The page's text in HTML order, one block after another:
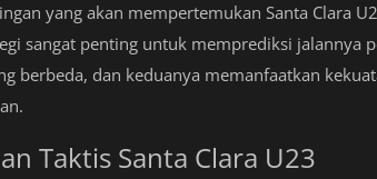
yang akan mempertemukan Santa Clara
sangat penting untuk memprediksi jalannya
berbeda, dan keduanya memanfaatkan
Taktis Santa Clara U23